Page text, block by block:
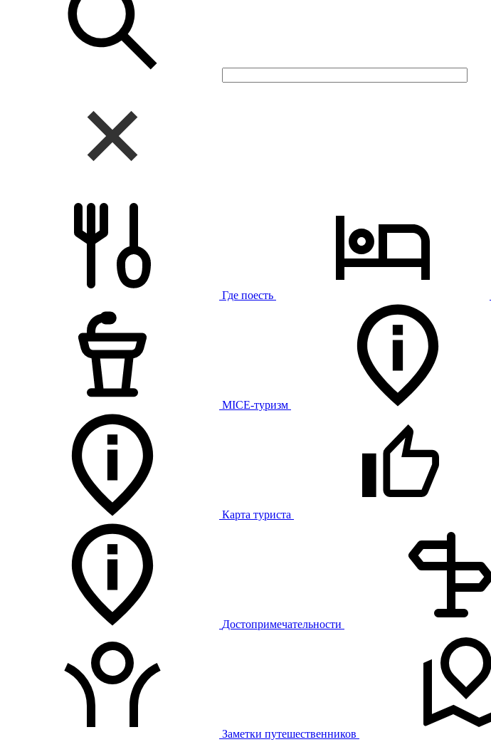
Где поесть
MICE-туризм
Карта туриста
Достопримечательности
Заметки путешественников